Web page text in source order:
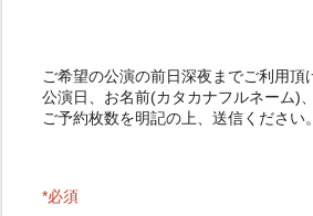
ご予約枚数を明記の上、送信ください。
*必須